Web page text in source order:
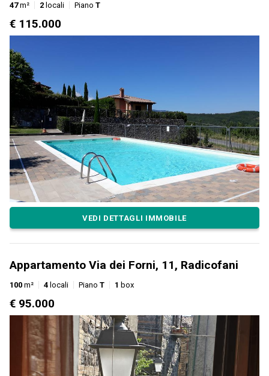
47m² 2 locali Piano T
€ 115.000
VEDI DETTAGLI IMMOBILE
Appartamento Via dei Forni, 11, Radicofani
100 m² 4 locali Piano T 1 box
€ 95.000